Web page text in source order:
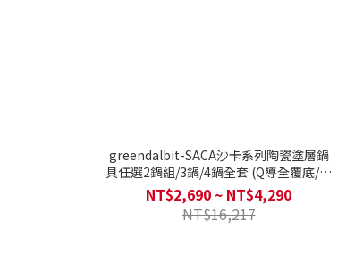
greendalbit-SACA沙卡系列陶瓷塗層鍋
具任選2鍋組/3鍋/4鍋全套 (Q導全覆底/不
挑爐具，瓦斯爐電磁爐可用)送矽膠配件
三件組
NT$2,690 ~ NT$4,290
NT$16,217